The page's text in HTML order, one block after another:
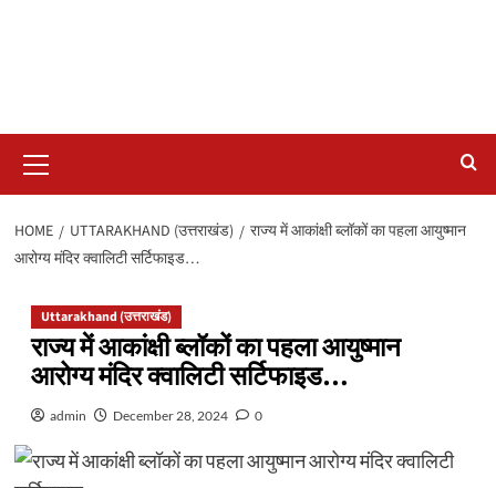
Menu
HOME UTTARAKHAND (उत्तराखंड)
राज्य में आकांक्षी ब्लॉकों का पहला आयुष्मान
आरोग्य मंदिर क्वालिटी सर्टिफाइड…
Uttarakhand (उत्तराखंड)
राज्य में आकांक्षी ब्लॉकों का पहला आयुष्मान
आरोग्य मंदिर क्वालिटी सर्टिफाइड…
admin December 28, 2024 0